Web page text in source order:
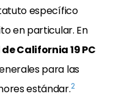
específico
en particular. En
California 19 PC
para las
estándar.2